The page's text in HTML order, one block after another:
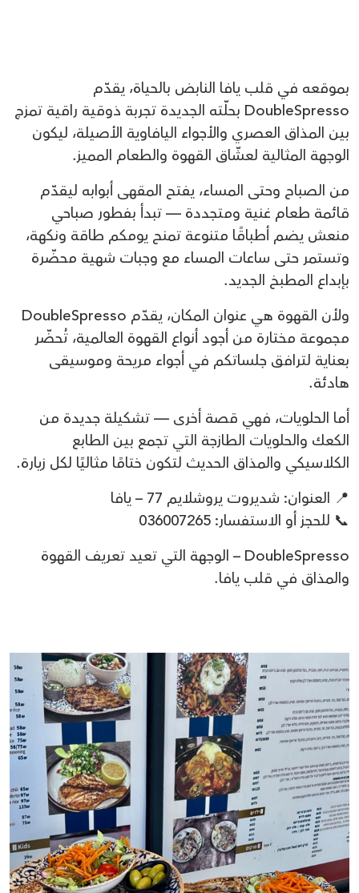
بموقعه في قلب يافا النابض بالحياة، يقدّم
DoubleSpresso بحلّته الجديدة تجربة ذوقية راقية تمزج
بين المذاق العصري والأجواء اليافاوية الأصيلة، ليكون
الوجهة المثالية لعشّاق القهوة والطعام المميز.
من الصباح وحتى المساء، يفتح المقهى أبوابه ليقدّم
قائمة طعام غنية ومتجددة — تبدأ بفطور صباحي
منعش يضم أطباقًا متنوعة تمنح يومكم طاقة ونكهة،
وتستمر حتى ساعات المساء مع وجبات شهية محضّرة
بإبداع المطبخ الجديد.
ولأن القهوة هي عنوان المكان، يقدّم DoubleSpresso
مجموعة مختارة من أجود أنواع القهوة العالمية، تُحضّر
بعناية لترافق جلساتكم في أجواء مريحة وموسيقى
هادئة.
أما الحلويات، فهي قصة أخرى — تشكيلة جديدة من
الكعك والحلويات الطازجة التي تجمع بين الطابع
الكلاسيكي والمذاق الحديث لتكون ختامًا مثاليًا لكل زيارة.
📍 العنوان: شديروت يروشلايم 77 – يافا
📞 للحجز أو الاستفسار: 036007265
DoubleSpresso – الوجهة التي تعيد تعريف القهوة
والمذاق في قلب يافا.